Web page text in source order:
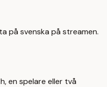
på svenska på streamen.
en spelare eller två